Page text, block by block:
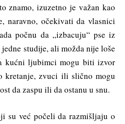
znamo, izuzetno je važan kao
naravno, očekivati da vlasnici
počnu da „izbacuju“ pse iz
jedne studije, ali možda nije loše
kućni ljubimci mogu biti izvor
kretanje, zvuci ili slično mogu
da zaspu ili da ostanu u snu.
su već počeli da razmišljaju o